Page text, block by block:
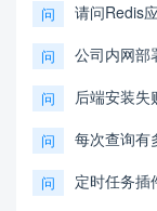
问 请问Redis
问 公司内网部
问 后端安装失
问 每次查询有
问 定时任务插